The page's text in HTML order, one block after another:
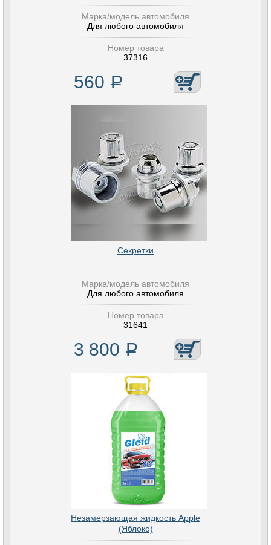
Марка/модель автомобиля
Для любого автомобиля
Номер товара
37316
560 Р
Секретки
Марка/модель автомобиля
Для любого автомобиля
Номер товара
31641
3 800 Р
Незамерзающая жидкость Apple
(Яблоко)